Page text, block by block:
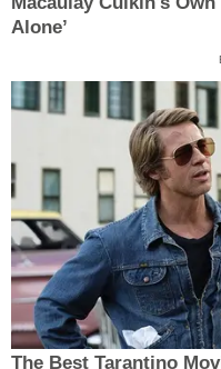
Alone’
The Best Tarantino